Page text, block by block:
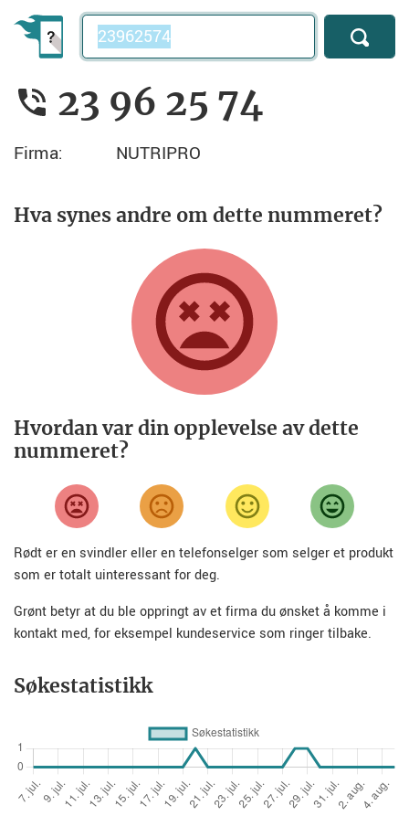
Telefonnummer
23 96 25 74
Firma: NUTRIPRO
Hva synes andre om dette nummeret?
Hvordan var din opplevelse av dette
nummeret?
Rødt er en svindler eller en telefonselger som selger et produkt
som er totalt uinteressant for deg.
Grønt betyr at du ble oppringt av et firma du ønsket å komme i
kontakt med, for eksempel kundeservice som ringer tilbake.
Søkestatistikk